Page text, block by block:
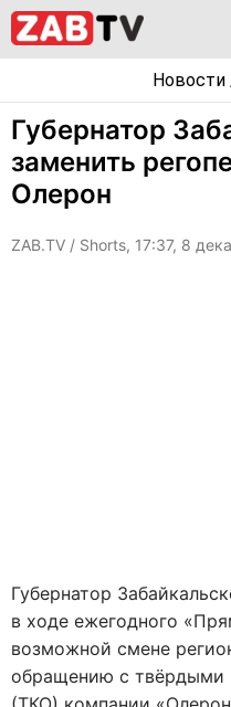
Новости
Губернатор
заменить
Олерон
ZAB.TV / Shorts, 17:37, 8
Губернатор
в ходе ежегодного
возможной смене
обращению с твёрдыми